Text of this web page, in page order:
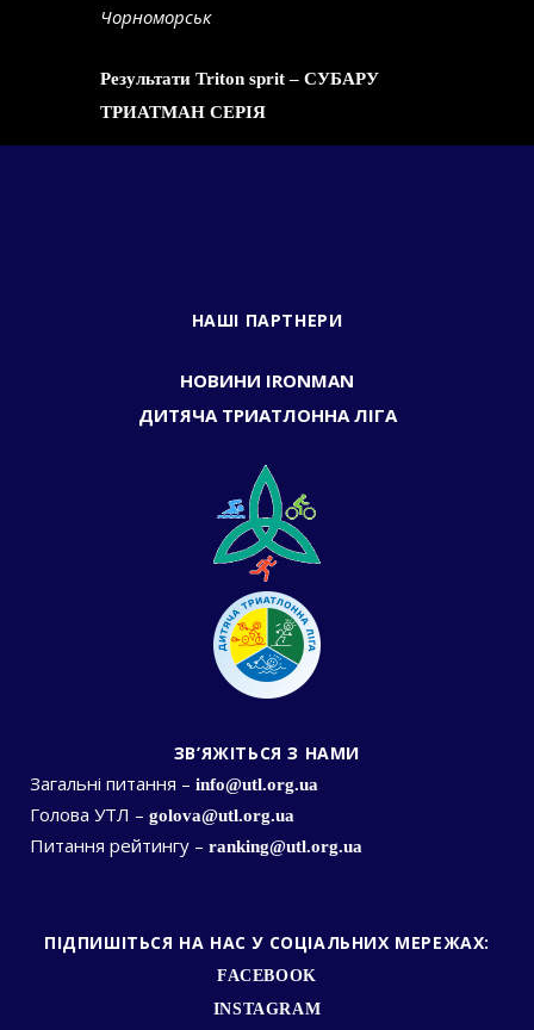
Чорноморськ
Результати Triton sprit – СУБАРУ
ТРИАТМАН СЕРІЯ
НАШІ ПАРТНЕРИ
НОВИНИ IRONMAN
ДИТЯЧА ТРИАТЛОННА ЛІГА
ЗВ’ЯЖІТЬСЯ З НАМИ
Загальні питання – info@utl.org.ua
Голова УТЛ – golova@utl.org.ua
Питання рейтингу – ranking@utl.org.ua
ПІДПИШІТЬСЯ НА НАС У СОЦІАЛЬНИХ МЕРЕЖАХ:
FACEBOOK
INSTAGRAM